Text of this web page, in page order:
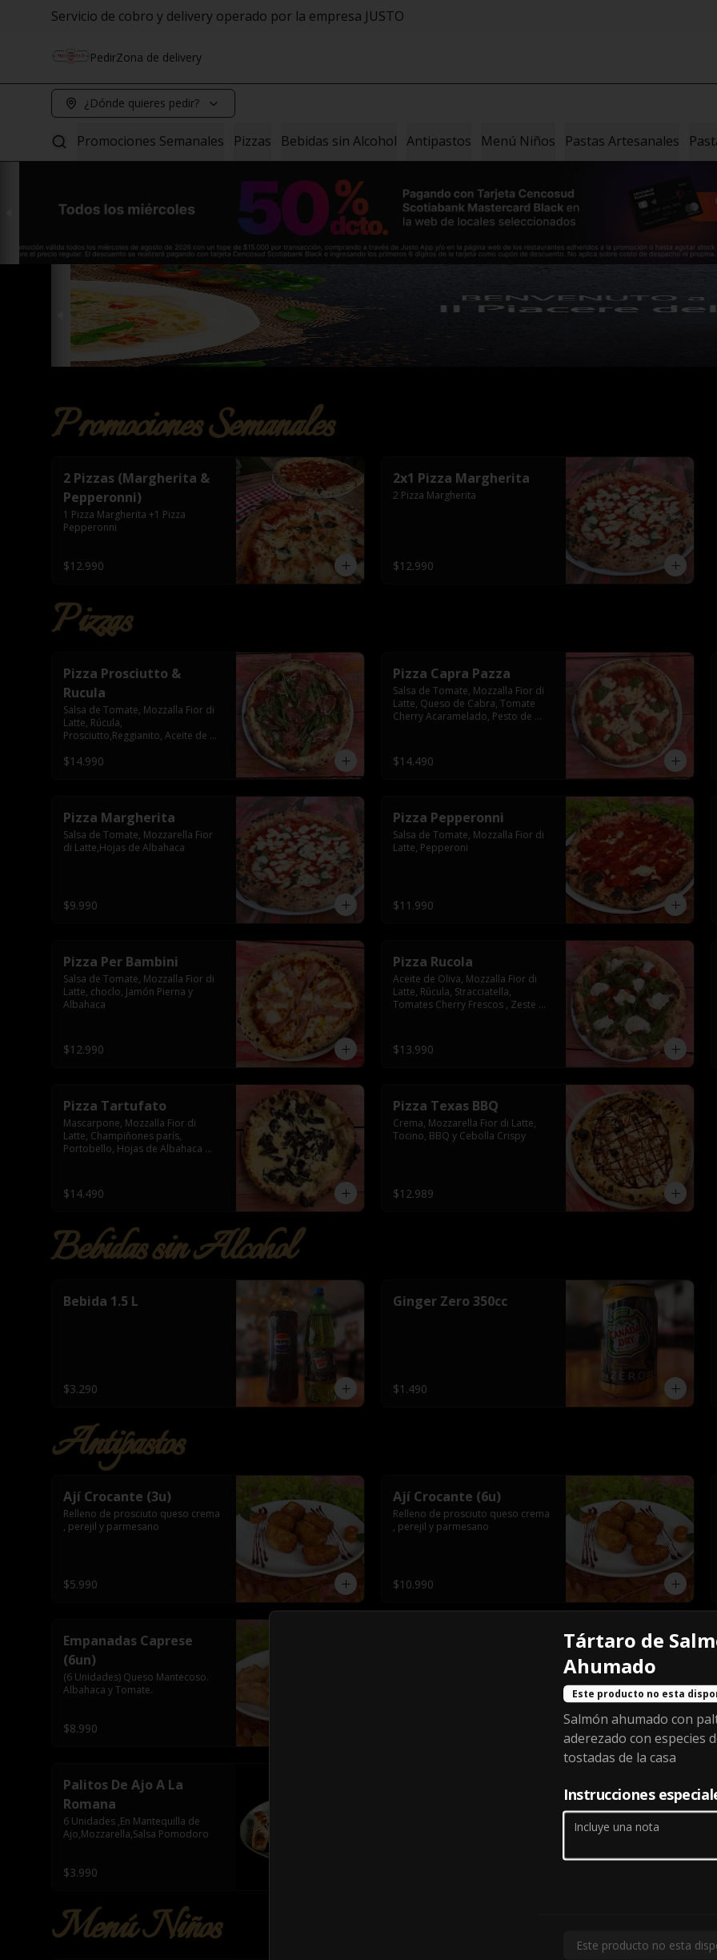
Servicio de cobro y delivery operado por la empresa JUSTO
PedirZona de delivery
¿Dónde quieres pedir?
Promociones Semanales Pizzas Bebidas sin Alcohol Antipastos Menú Niños Pastas Artesanales
Promociones Semanales
2 Pizzas (Margherita &
Pepperonni)
1 Pizza Margherita +1 Pizza
Pepperonni
$12.990
2x1 Pizza Margherita
2 Pizza Margherita
$12.990
Pizzas
Pizza Prosciutto &
Rucula
Salsa de Tomate, Mozzalla Fior di
Latte, Rúcula,
Prosciutto,Reggianito, Aceite de
$14.990
Pizza Capra Pazza
Salsa de Tomate, Mozzalla Fior di
Latte, Queso de Cabra, Tomate
Cherry Acaramelado, Pesto de
$14.490
Pizza Margherita
Salsa de Tomate, Mozzarella Fior
di Latte,Hojas de Albahaca
$9.990
Pizza Pepperonni
Salsa de Tomate, Mozzalla Fior di
Latte, Pepperoni
$11.990
Pizza Per Bambini
Salsa de Tomate, Mozzalla Fior di
Latte, choclo, Jamón Pierna y
Albahaca
$12.990
Pizza Rucola
Aceite de Oliva, Mozzalla Fior di
Latte, Rúcula, Stracciatella,
Tomates Cherry Frescos , Zeste de
$13.990
Pizza Tartufato
Mascarpone, Mozzalla Fior di
Latte, Champiñones parís,
Portobello, Hojas de Albahaca
$14.490
Pizza Texas BBQ
Crema, Mozzarella Fior di Latte,
Tocino, BBQ y Cebolla Crispy
$12.989
Bebidas sin Alcohol
Bebida 1.5 L
$3.290
Ginger Zero 350cc
$1.490
Antipastos
Ají Crocante (3u)
Relleno de prosciuto queso crema
, perejil y parmesano
$5.990
Ají Crocante (6u)
Relleno de prosciuto queso crema
, perejil y parmesano
$10.990
Empanadas Caprese
(6un)
(6 Unidades) Queso Mantecoso.
Albahaca y Tomate.
$8.990
Palitos De Ajo A La
Romana
6 Unidades ,En Mantequilla de
Ajo,Mozzarella,Salsa Pomodoro
$3.990
Menú Niños
Tártaro de
Ahumado
Este producto no esta
Salmón ahumado con
aderezado con especies
tostadas de la casa
Instrucciones
Este producto no esta